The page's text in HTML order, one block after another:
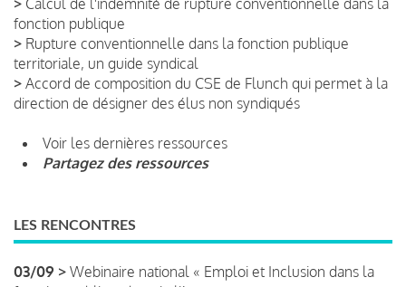
fonction publique
> Rupture conventionnelle dans la fonction publique
territoriale, un guide syndical
> Accord de composition du CSE de Flunch qui permet à la
direction de désigner des élus non syndiqués
Voir les dernières ressources
Partagez des ressources
LES RENCONTRES
03/09 > Webinaire national « Emploi et Inclusion dans la